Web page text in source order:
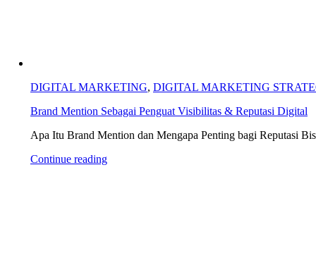
DIGITAL MARKETING, DIGITAL MARKETING
Brand Mention Sebagai Penguat Visibilitas & Reputasi Digital
Apa Itu Brand Mention dan Mengapa Penting bagi Reputasi
Continue reading